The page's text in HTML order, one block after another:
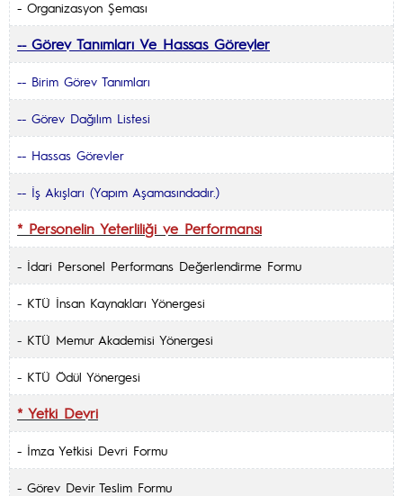
- Organizasyon Şeması
-- Görev Tanımları Ve Hassas Görevler
-- Birim Görev Tanımları
-- Görev Dağılım Listesi
-- Hassas Görevler
-- İş Akışları (Yapım Aşamasındadır.)
* Personelin Yeterliliği ve Performansı
- İdari Personel Performans Değerlendirme Formu
- KTÜ İnsan Kaynakları Yönergesi
- KTÜ Memur Akademisi Yönergesi
- KTÜ Ödül Yönergesi
* Yetki Devri
- İmza Yetkisi Devri Formu
- Görev Devir Teslim Formu